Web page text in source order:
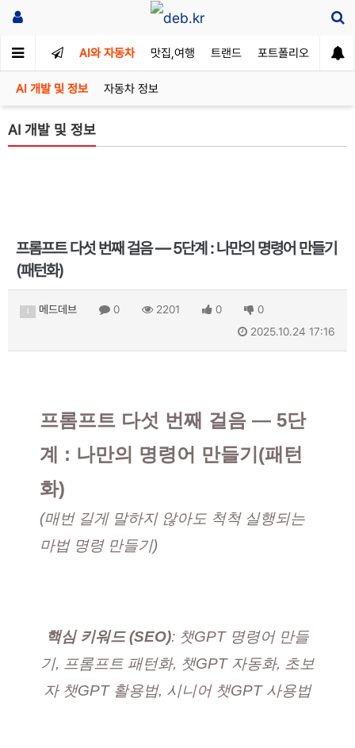
AI와 자동차 맛집,여행 트랜드 포트폴리오
AI 개발 및 정보 자동차 정보
AI 개발 및 정보
프롬프트 다섯 번째 걸음 — 5단계 : 나만의 명령어 만들기
(패턴화)
메드데브 0 2201 0
0
2025.10.24 17:16
프롬프트 다섯 번째 걸음 — 5단
계 : 나만의 명령어 만들기(패턴
화)
(매번 길게 말하지 않아도 척척 실행되는
마법 명령 만들기)
핵심 키워드 (SEO): 챗GPT 명령어 만들
기, 프롬프트 패턴화, 챗GPT 자동화, 초보
자 챗GPT 활용법, 시니어 챗GPT 사용법